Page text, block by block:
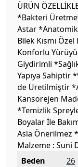
ÜRÜN
*Bakteri
Astar
Bilek Kısmı
Konforlu
Giydirimli
Yapıya Sahiptir
de Üretilmiştir
Kansorejen
*Temizlik
Boyalar İle
Asla Önerilmez
Malzeme : Suni
Beden
26